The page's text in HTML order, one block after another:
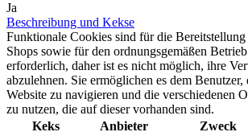
Ja
Beschreibung und Kekse
Funktionale Cookies sind für die Bereitstellung
Shops sowie für den ordnungsgemäßen
erforderlich, daher ist es nicht möglich, ihre
abzulehnen. Sie ermöglichen es dem Benutzer,
Website zu navigieren und die verschiedenen
zu nutzen, die auf dieser vorhanden sind.
Keks
Anbieter Zweck